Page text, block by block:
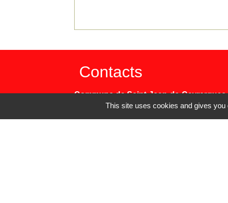
Contacts
Commune de Saint-Jean-de-Ceyrargues
Le Village
30360 Saint-Jean-de-Ceyrargues -
This site uses cookies and gives